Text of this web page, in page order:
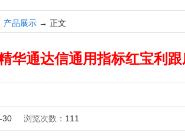
产品展示 → 正文
华通达信通用指标红宝利
30 浏览次数： 111